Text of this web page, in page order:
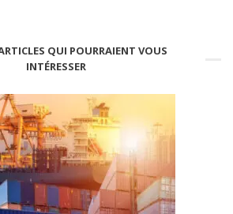
QUI POURRAIENT VOUS
INTÉRESSER